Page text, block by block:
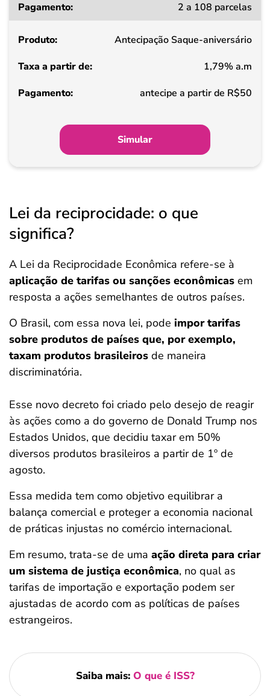
a
de
Pagamento
2 a 108 parcelas
Antecipação Saque-aniversário
1,79% a.m
antecipe a partir de R$50
Simular
Lei da reciprocidade: o que
significa?
A Lei da Reciprocidade Econômica refere-se à
aplicação de tarifas ou sanções econômicas em
resposta a ações semelhantes de outros países.
O Brasil, com essa nova lei, pode impor tarifas
sobre produtos de países que, por exemplo,
taxam produtos brasileiros de maneira
discriminatória.
Esse novo decreto foi criado pelo desejo de reagir
às ações como a do governo de Donald Trump nos
Estados Unidos, que decidiu taxar em 50%
diversos produtos brasileiros a partir de 1º de
agosto.
Essa medida tem como objetivo equilibrar a
balança comercial e proteger a economia nacional
de práticas injustas no comércio internacional.
Em resumo, trata-se de uma ação direta para criar
um sistema de justiça econômica, no qual as
tarifas de importação e exportação podem ser
ajustadas de acordo com as políticas de países
estrangeiros.
Saiba mais: O que é ISS?